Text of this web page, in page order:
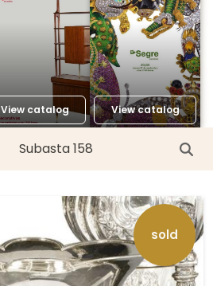
View catalog View catalog
Subasta 158
sold